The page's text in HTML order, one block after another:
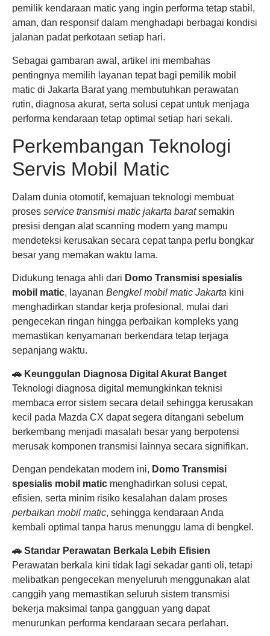
pemilik kendaraan matic yang ingin performa tetap stabil,
aman, dan responsif dalam menghadapi berbagai kondisi
jalanan padat perkotaan setiap hari.
Sebagai gambaran awal, artikel ini membahas
pentingnya memilih layanan tepat bagi pemilik mobil
matic di Jakarta Barat yang membutuhkan perawatan
rutin, diagnosa akurat, serta solusi cepat untuk menjaga
performa kendaraan tetap optimal setiap hari sekali.
Perkembangan Teknologi
Servis Mobil Matic
Dalam dunia otomotif, kemajuan teknologi membuat
proses service transmisi matic jakarta baratsemakin
presisi dengan alat scanning modern yang mampu
mendeteksi kerusakan secara cepat tanpa perlu bongkar
besar yang memakan waktu lama.
Didukung tenaga ahli dari Domo Transmisi spesialis
mobil matic, layanan Bengkel mobil matic Jakarta kini
menghadirkan standar kerja profesional, mulai dari
pengecekan ringan hingga perbaikan kompleks yang
memastikan kenyamanan berkendara tetap terjaga
sepanjang waktu.
🚗 Keunggulan Diagnosa Digital Akurat Banget
Teknologi diagnosa digital memungkinkan teknisi
membaca error sistem secara detail sehingga kerusakan
kecil pada Mazda CX dapat segera ditangani sebelum
berkembang menjadi masalah besar yang berpotensi
merusak komponen transmisi lainnya secara signifikan.
Dengan pendekatan modern ini, Domo Transmisi
spesialis mobil matic menghadirkan solusi cepat,
efisien, serta minim risiko kesalahan dalam proses
perbaikan mobil matic, sehingga kendaraan Anda
kembali optimal tanpa harus menunggu lama di bengkel.
🚗 Standar Perawatan Berkala Lebih Efisien
Perawatan berkala kini tidak lagi sekadar ganti oli, tetapi
melibatkan pengecekan menyeluruh menggunakan alat
canggih yang memastikan seluruh sistem transmisi
bekerja maksimal tanpa gangguan yang dapat
menurunkan performa kendaraan secara perlahan.